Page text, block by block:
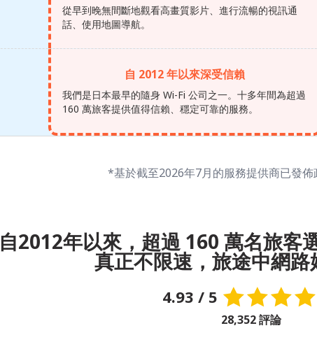
從早到晚無間斷地觀看高畫質影片、進行流暢的視訊通
話、使用地圖導航。
自 2012 年以來深受信賴
我們是日本最早的隨身 Wi-Fi 公司之一。十多年間為超過
160 萬旅客提供值得信賴、穩定可靠的服務。
*基於截至2026年7月的服務提供商已發佈
自2012年以來，超過 160 萬名旅客
真正不限速，旅途中網路
4.93 / 5
28,352 評論